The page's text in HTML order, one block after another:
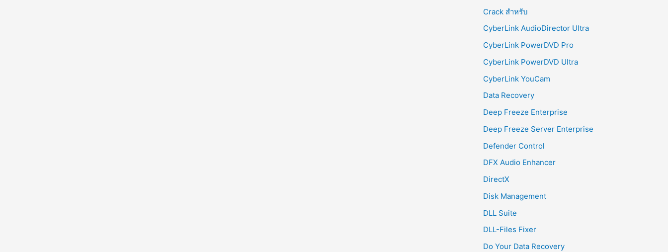
Crack สำหรับ
CyberLink AudioDirector Ultra
CyberLink PowerDVD Pro
CyberLink PowerDVD Ultra
CyberLink YouCam
Data Recovery
Deep Freeze Enterprise
Deep Freeze Server Enterprise
Defender Control
DFX Audio Enhancer
DirectX
Disk Management
DLL Suite
DLL-Files Fixer
Do Your Data Recovery